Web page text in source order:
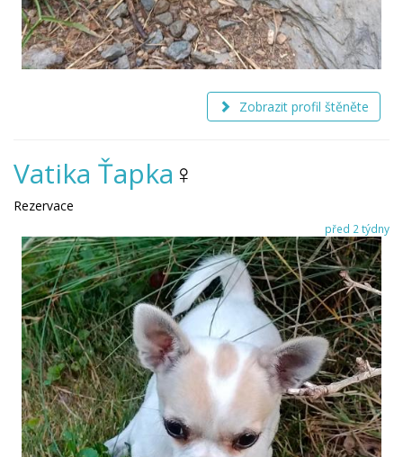
Zobrazit profil štěněte
Vatika Ťapka ♀
před 2 týdny
Rezervace